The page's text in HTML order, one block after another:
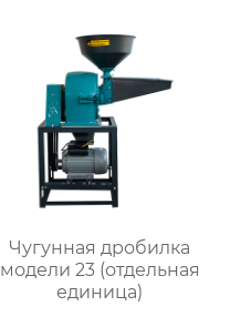
Чугунная дробилка
модели 23 (отдельная
единица)